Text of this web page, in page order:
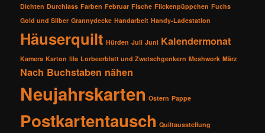
Dichten Durchlass Farben Februar Fische Flickenpüppchen Fuchs
Gold und Silber Grannydecke Handarbeit Handy-Ladestation
Häuserquilt Hürden Juli Juni Kalendermonat
Kamera Karton lila Lorbeerblatt und Zwetschgenkern Meshwork März
Nach Buchstaben nähen
Neujahrskarten Ostern Pappe
Postkartentausch Quiltausstellung